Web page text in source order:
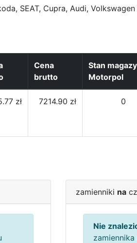
SEAT, Cupra, Audi,
Cena
brutto
Stan
Motorpol
zł 7214.90 zł 0
zamienniki na
Nie
zamiennika